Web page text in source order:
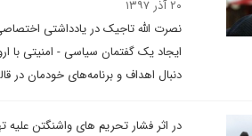
۲۰ آذر ۱۳۹۷
نصرت الله تاجیک در یادداشتی
ایجاد یک گفتمان سیاسی - امنیتی با
دنبال اهداف و برنامه‌های خودمان در
در اثر فشار تحریم های واشنگتن علیه